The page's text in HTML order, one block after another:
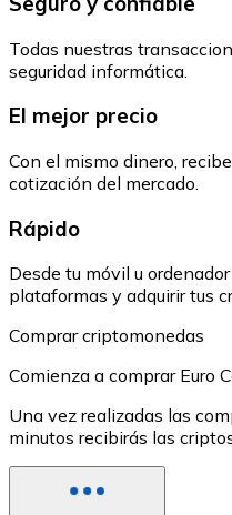
Todas nuestras
seguridad informática.
El mejor precio
Con el mismo dinero,
cotización del mercado.
Rápido
Desde tu móvil u
plataformas y adquirir tus
Comprar criptomonedas
Comienza a comprar Euro
Una vez realizadas las
minutos recibirás las